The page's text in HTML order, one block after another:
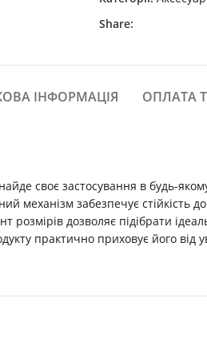
Share:
ІНФОРМАЦІЯ ОПЛАТА
своє застосування в будь-
механізм забезпечує стійкість
дозволяє підібрати
практично приховує його